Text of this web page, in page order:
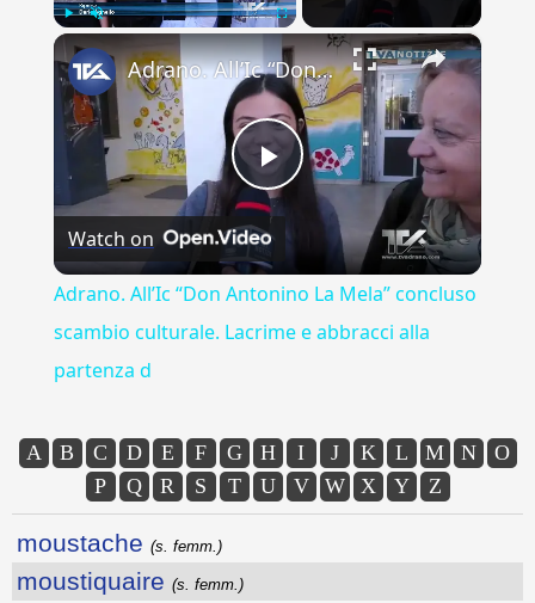
×
Play
Video
Adrano. All’Ic “Don Antonino La Mela” concluso scambio culturale. Lacrime e abbracci alla partenza d
Watch on
Adrano. All’Ic “Don Antonino La Mela” concluso
scambio culturale. Lacrime e abbracci alla
partenza d
A B C D E F G H I J K L M N
O
P
Q R S T U V W X Y Z
moustache (s. femm.)
moustiquaire (s. femm.)